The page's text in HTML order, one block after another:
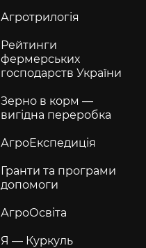
Агротрилогія
Рейтинги
фермерських
господарств України
Зерно в корм —
вигідна переробка
АгроЕкспедиція
Гранти та програми
допомоги
АгроОсвіта
Я — Куркуль